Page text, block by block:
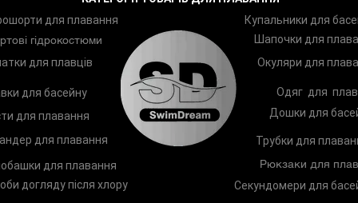
Shampoo
Чоловічі плавки Arena Geometry
Окуляри
Zoggs
Дитяче коло для плавання
Бірюши
для плавання
гідрокостюми
для плавців
Купальники для
Шапочки для
Окуляри для
для басейну
для плавання
Одяг для
Дошки для
для плавання
для плавання
догляду після хлору
Трубки для
Рюкзаки для
Секундомери для